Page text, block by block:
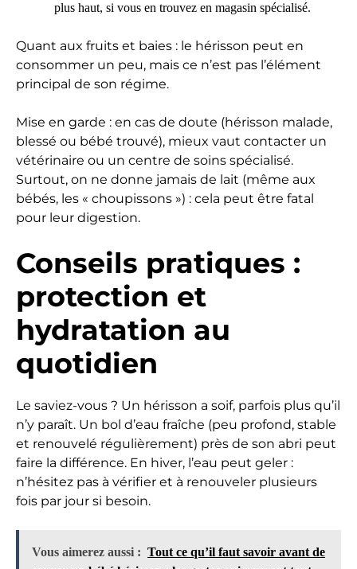
plus haut, si vous en trouvez en magasin spécialisé.
Quant aux fruits et baies : le hérisson peut en
consommer un peu, mais ce n’est pas l’élément
principal de son régime.
Mise en garde : en cas de doute (hérisson malade,
blessé ou bébé trouvé), mieux vaut contacter un
vétérinaire ou un centre de soins spécialisé.
Surtout, on ne donne jamais de lait (même aux
bébés, les « choupissons ») : cela peut être fatal
pour leur digestion.
Conseils pratiques :
protection et
hydratation au
quotidien
Le saviez-vous ? Un hérisson a soif, parfois plus qu’il
n’y paraît. Un bol d’eau fraîche (peu profond, stable
et renouvelé régulièrement) près de son abri peut
faire la différence. En hiver, l’eau peut geler :
n’hésitez pas à vérifier et à renouveler plusieurs
fois par jour si besoin.
Vous aimerez aussi : Tout ce qu’il faut savoir avant de